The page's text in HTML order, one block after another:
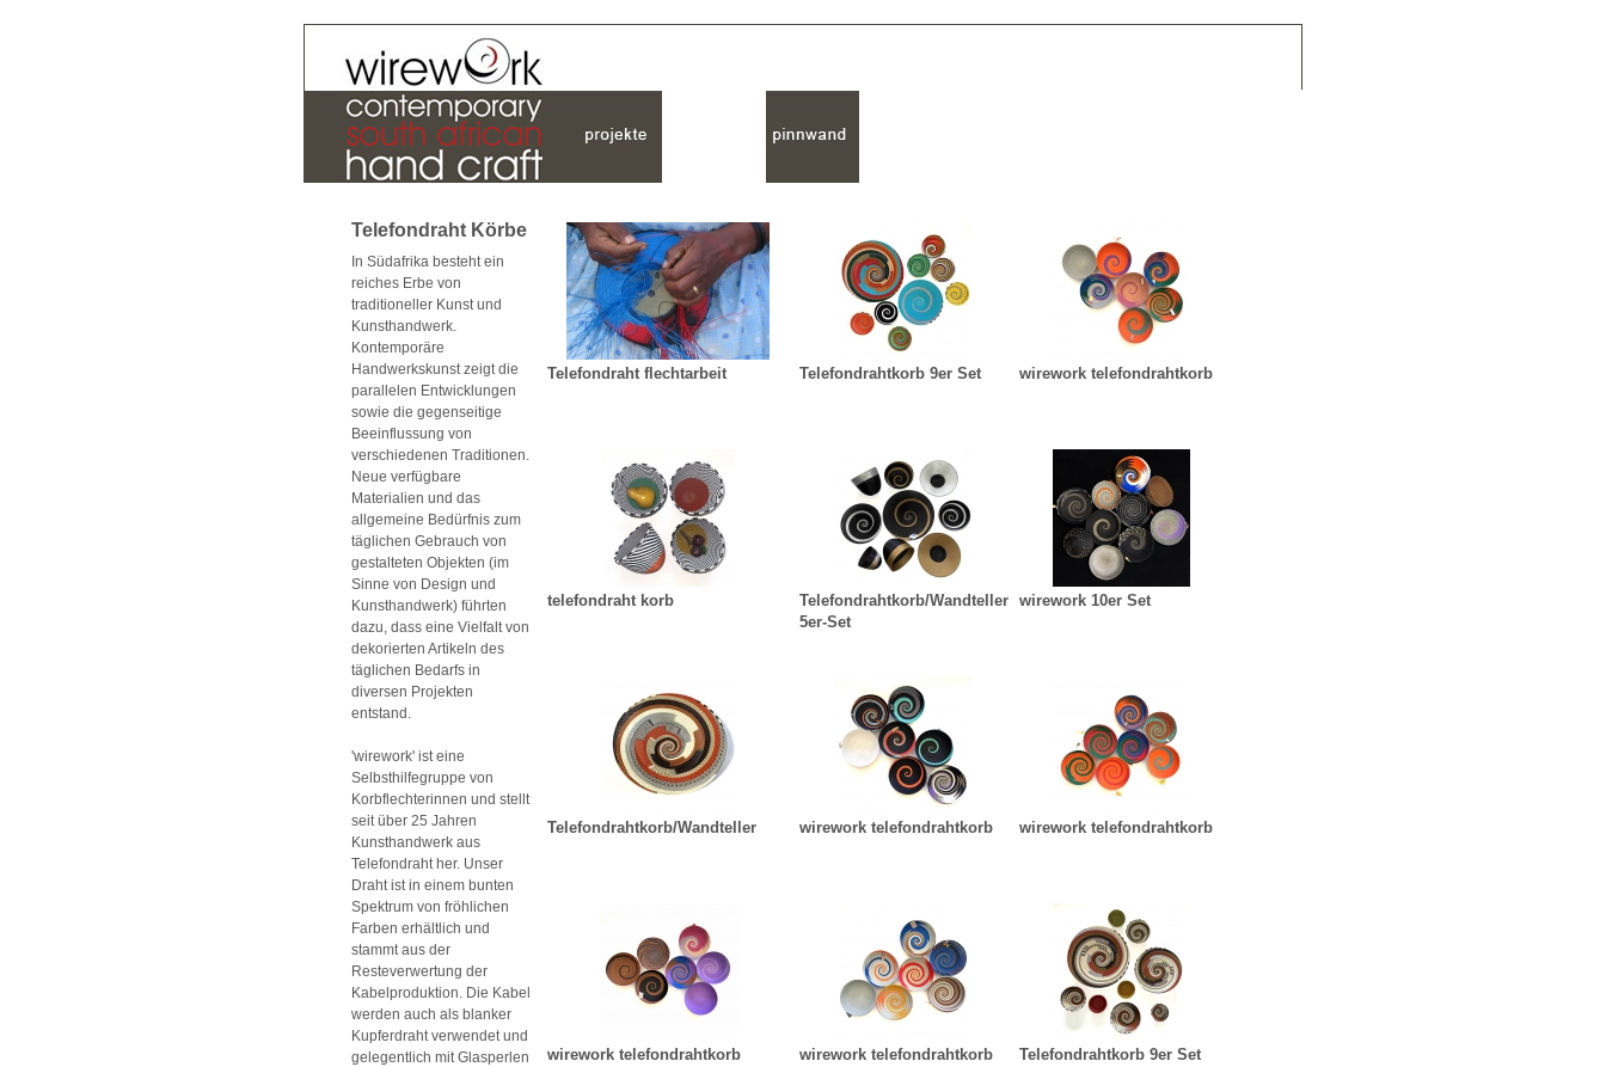
Telefondraht Körbe
In Südafrika besteht ein
reiches Erbe von
traditioneller Kunst und
Kunsthandwerk.
Kontemporäre
Handwerkskunst zeigt die
parallelen Entwicklungen
sowie die gegenseitige
Beeinflussung von
verschiedenen Traditionen.
Neue verfügbare
Materialien und das
allgemeine Bedürfnis zum
täglichen Gebrauch von
gestalteten Objekten (im
Sinne von Design und
Kunsthandwerk) führten
dazu, dass eine Vielfalt von
dekorierten Artikeln des
täglichen Bedarfs in
diversen Projekten
entstand.
'wirework' ist eine
Selbsthilfegruppe von
Korbflechterinnen und stellt
seit über 25 Jahren
Kunsthandwerk aus
Telefondraht her. Unser
Draht ist in einem bunten
Spektrum von fröhlichen
Farben erhältlich und
stammt aus der
Resteverwertung der
Kabelproduktion. Die Kabel
werden auch als blanker
Kupferdraht verwendet und
gelegentlich mit Glasperlen
Telefondraht flechtarbeit Telefondrahtkorb 9er Set wirework telefondrahtkorb
telefondraht korb
Telefondrahtkorb/Wandteller
5er-Set
wirework 10er Set
Telefondrahtkorb/Wandteller wirework telefondrahtkorb wirework telefondrahtkorb
wirework telefondrahtkorb wirework telefondrahtkorb Telefondrahtkorb 9er Set